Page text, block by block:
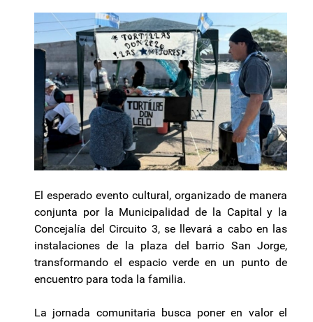
El esperado evento cultural, organizado de manera
conjunta por la Municipalidad de la Capital y la
Concejalía del Circuito 3, se llevará a cabo en las
instalaciones de la plaza del barrio San Jorge,
transformando el espacio verde en un punto de
encuentro para toda la familia.
La jornada comunitaria busca poner en valor el